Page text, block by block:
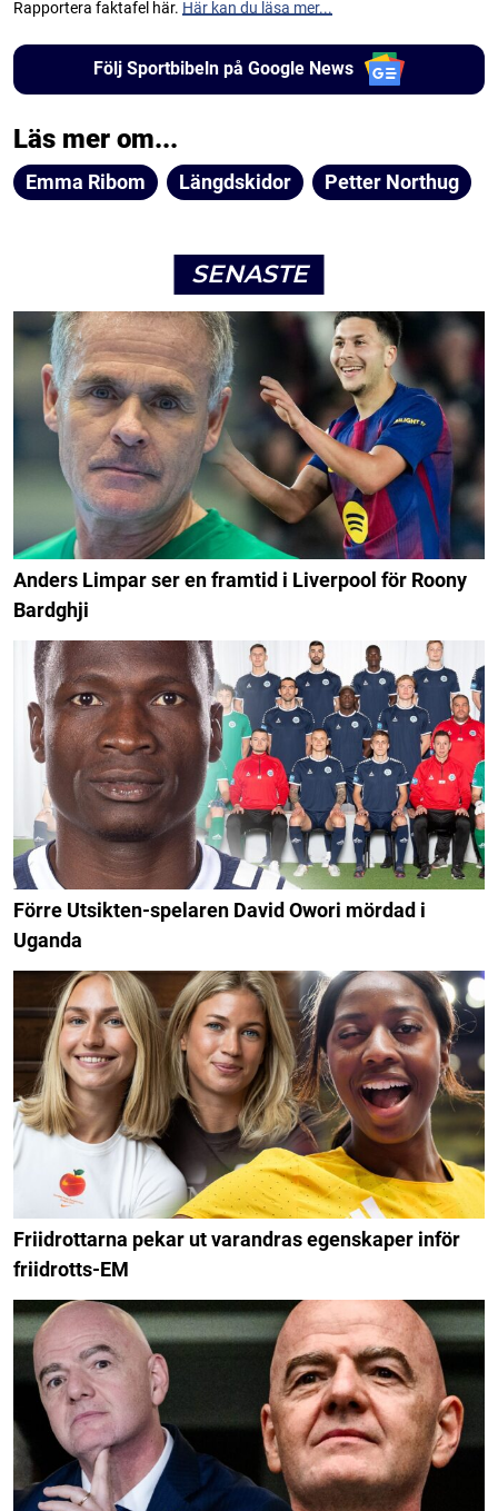
Rapportera faktafel här. Här kan du läsa mer...
Följ Sportbibeln på Google News
Läs mer om...
Emma Ribom Längdskidor Petter Northug
SENASTE
Anders Limpar ser en framtid i Liverpool för Roony
Bardghji
Förre Utsikten-spelaren David Owori mördad i
Uganda
Friidrottarna pekar ut varandras egenskaper inför
friidrotts-EM